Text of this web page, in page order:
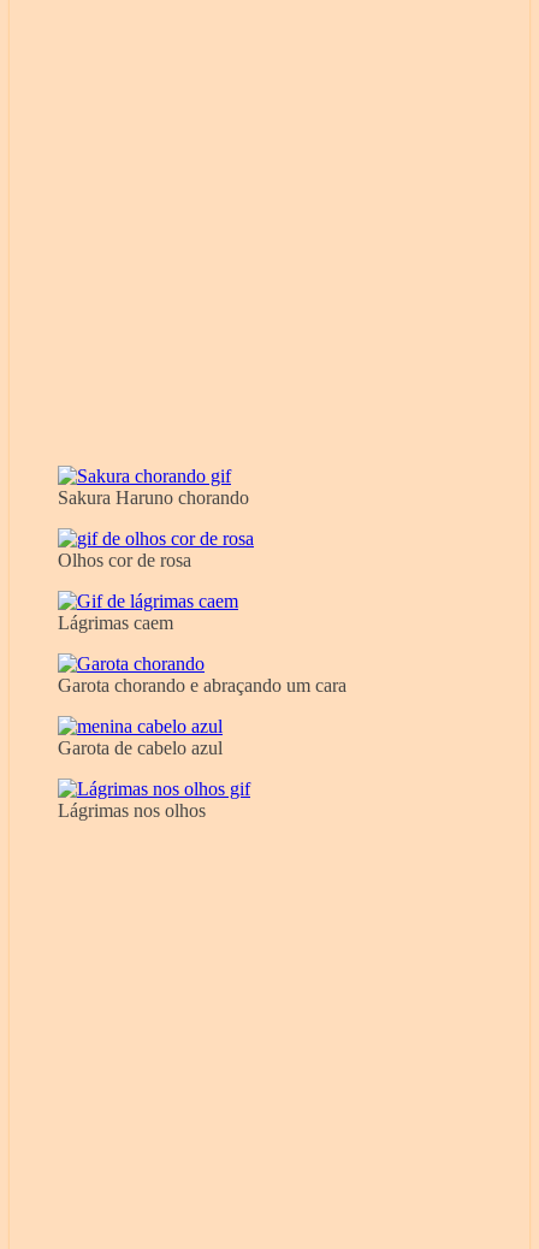
Sakura Haruno chorando
Olhos cor de rosa
Lágrimas caem
Garota chorando e abraçando um cara
Garota de cabelo azul
Lágrimas nos olhos